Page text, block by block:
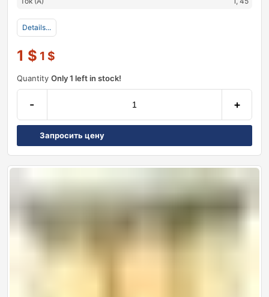
Details...
1 $ 1 $
Quantity Only 1 left in stock!
- +
Запросить цену